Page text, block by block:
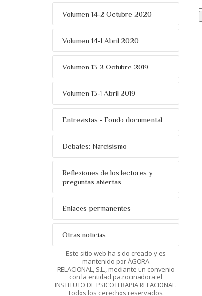
Volumen 14-2 Octubre 2020
Volumen 14-1 Abril 2020
Volumen 13-2 Octubre 2019
Volumen 13-1 Abril 2019
Entrevistas - Fondo documental
Debates: Narcisismo
Reflexiones de los lectores y
preguntas abiertas
Enlaces permanentes
Otras noticias
Este sitio web ha sido creado y es
mantenido por ÁGORA
RELACIONAL, S.L., mediante un convenio
con la entidad patrocinadora el
INSTITUTO DE PSICOTERAPIA RELACIONAL.
Todos los derechos reservados.